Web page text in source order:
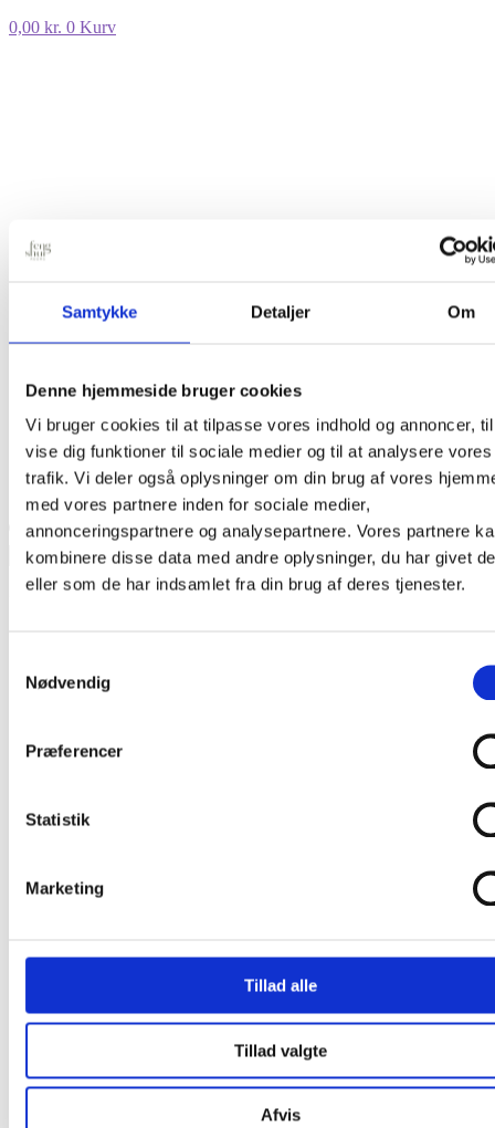
Samtykke Detaljer Om
Denne hjemmeside bruger cookies
Vi bruger cookies til at tilpasse vores indhold og annoncer,
vise dig funktioner til sociale medier og til at analysere vores
trafik. Vi deler også oplysninger om din brug af vores
med vores partnere inden for sociale medier,
annonceringspartnere og analysepartnere. Vores partnere
kombinere disse data med andre oplysninger, du har givet
eller som de har indsamlet fra din brug af deres tjenester.
Nødvendig
Præferencer
Statistik
Marketing
Tillad alle
Tillad valgte
Afvis
0,00 kr. 0 Kurv
Products